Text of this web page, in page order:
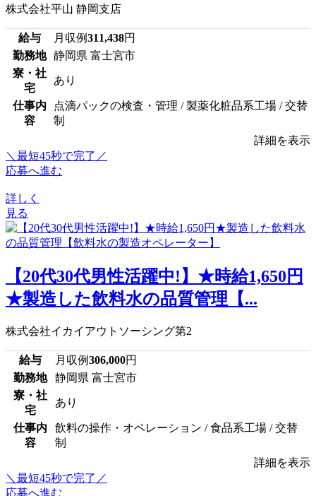
株式会社平山 静岡支店
給与 月収例311,438円
勤務地
静岡県 富士宮市
寮・社
宅
あり
仕事内
容
点滴パックの検査・管理 / 製薬化粧品系工場 / 交替
制
詳細を表示
＼最短45秒で完了／
応募へ進む
詳しく
見る
【20代30代男性活躍中!】★時給1,650円
★製造した飲料水の品質管理【...
株式会社イカイアウトソーシング第2
給与 月収例306,000円
勤務地
静岡県 富士宮市
寮・社
宅
あり
仕事内
容
飲料の操作・オペレーション / 食品系工場 / 交替
制
詳細を表示
＼最短45秒で完了／
応募へ進む